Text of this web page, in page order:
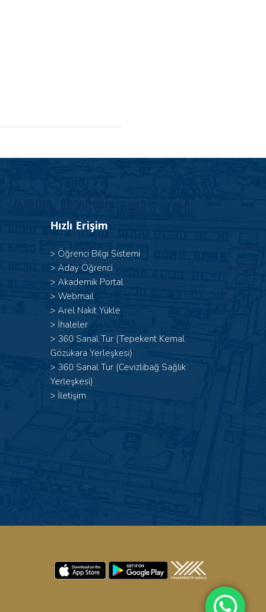
Hızlı Erişim
> Öğrenci Bilgi Sistemi
> Aday Öğrenci
> Akademik Portal
> Webmail
> Arel Nakit Yükle
> İhaleler
> 360 Sanal Tur (Tepekent Kemal
Gözükara Yerleşkesi)
> 360 Sanal Tur (Cevizlibağ Sağlık
Yerleşkesi)
> İletişim